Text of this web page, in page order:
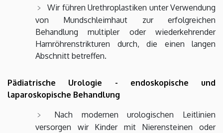
Wir führen Urethroplastiken unter Verwendung
von Mundschleimhaut zur erfolgreichen
Behandlung multipler oder wiederkehrender
Harnröhrenstrikturen durch, die einen langen
Abschnitt betreffen.
Pädiatrische Urologie - endoskopische und
laparoskopische Behandlung
Nach modernen urologischen Leitlinien
versorgen wir Kinder mit Nierensteinen oder